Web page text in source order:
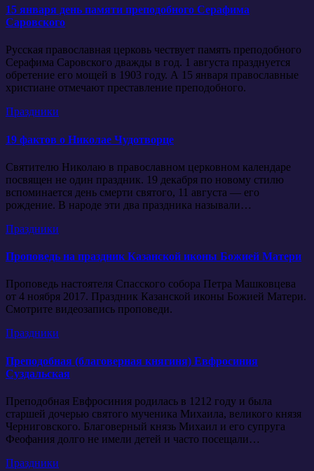
15 января день памяти преподобного Серафима
Саровского
Русская православная церковь чествует память преподобного
Серафима Саровского дважды в год. 1 августа празднуется
обретение его мощей в 1903 году. А 15 января православные
христиане отмечают преставление преподобного.
Праздники
19 фактов о Николае Чудотворце
Святителю Николаю в православном церковном календаре
посвящен не один праздник. 19 декабря по новому стилю
вспоминается день смерти святого, 11 августа — его
рождение. В народе эти два праздника называли…
Праздники
Проповедь на праздник Казанской иконы Божией Матери
Проповедь настоятеля Спасского собора Петра Машковцева
от 4 ноября 2017. Праздник Казанской иконы Божией Матери.
Смотрите видеозапись проповеди.
Праздники
Преподобная (благоверная княгиня) Евфросиния
Суздальская
Преподобная Евфросиния родилась в 1212 году и была
старшей дочерью святого мученика Михаила, великого князя
Черниговского. Благоверный князь Михаил и его супруга
Феофания долго не имели детей и часто посещали…
Праздники